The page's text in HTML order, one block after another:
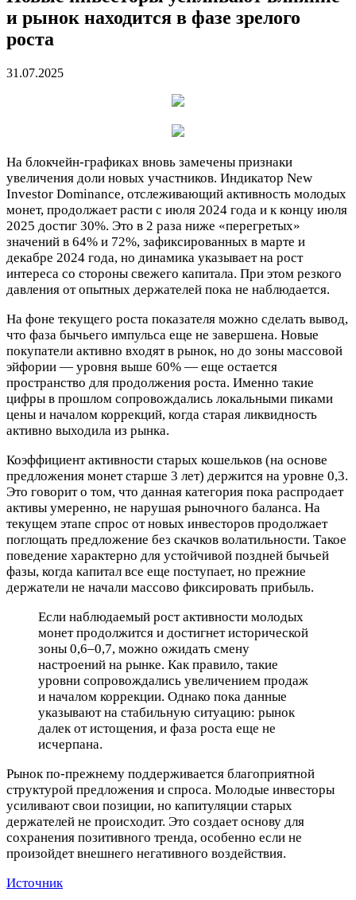
и рынок находится в фазе зрелого
роста
31.07.2025
На блокчейн-графиках вновь замечены признаки
увеличения доли новых участников. Индикатор New
Investor Dominance, отслеживающий активность молодых
монет, продолжает расти с июля 2024 года и к концу июля
2025 достиг 30%. Это в 2 раза ниже «перегретых»
значений в 64% и 72%, зафиксированных в марте и
декабре 2024 года, но динамика указывает на рост
интереса со стороны свежего капитала. При этом резкого
давления от опытных держателей пока не наблюдается.
На фоне текущего роста показателя можно сделать вывод,
что фаза бычьего импульса еще не завершена. Новые
покупатели активно входят в рынок, но до зоны массовой
эйфории — уровня выше 60% — еще остается
пространство для продолжения роста. Именно такие
цифры в прошлом сопровождались локальными пиками
цены и началом коррекций, когда старая ликвидность
активно выходила из рынка.
Коэффициент активности старых кошельков (на основе
предложения монет старше 3 лет) держится на уровне 0,3.
Это говорит о том, что данная категория пока распродает
активы умеренно, не нарушая рыночного баланса. На
текущем этапе спрос от новых инвесторов продолжает
поглощать предложение без скачков волатильности. Такое
поведение характерно для устойчивой поздней бычьей
фазы, когда капитал все еще поступает, но прежние
держатели не начали массово фиксировать прибыль.
Если наблюдаемый рост активности молодых
монет продолжится и достигнет исторической
зоны 0,6–0,7, можно ожидать смену
настроений на рынке. Как правило, такие
уровни сопровождались увеличением продаж
и началом коррекции. Однако пока данные
указывают на стабильную ситуацию: рынок
далек от истощения, и фаза роста еще не
исчерпана.
Рынок по-прежнему поддерживается благоприятной
структурой предложения и спроса. Молодые инвесторы
усиливают свои позиции, но капитуляции старых
держателей не происходит. Это создает основу для
сохранения позитивного тренда, особенно если не
произойдет внешнего негативного воздействия.
Источник